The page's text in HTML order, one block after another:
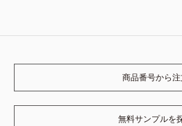
商品番号から注
無料サンプルを